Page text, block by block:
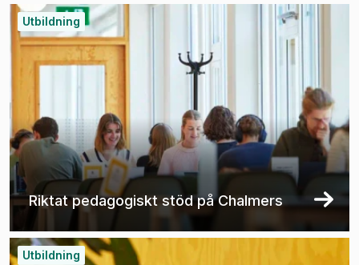
Utbildning
Riktat pedagogiskt stöd på Chalmers
Utbildning